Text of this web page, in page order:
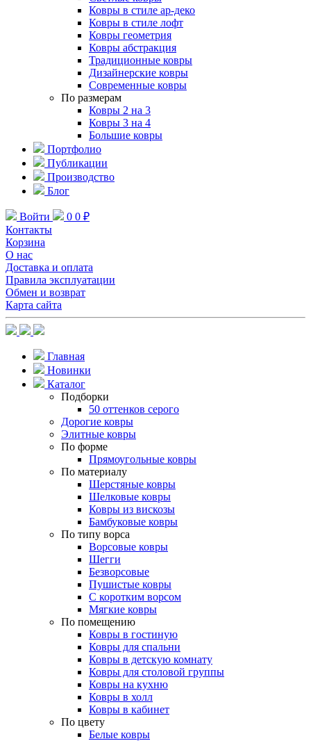
Ковры в стиле ар-деко
Ковры в стиле лофт
Ковры геометрия
Ковры абстракция
Традиционные ковры
Дизайнерские ковры
Современные ковры
По размерам
Ковры 2 на 3
Ковры 3 на 4
Большие ковры
Портфолио
Публикации
Производство
Блог
Войти 0 0 ₽
Контакты
Корзина
О нас
Доставка и оплата
Правила эксплуатации
Обмен и возврат
Карта сайта
Главная
Новинки
Каталог
Подборки
50 оттенков серого
Дорогие ковры
Элитные ковры
По форме
Прямоугольные ковры
По материалу
Шерстяные ковры
Шелковые ковры
Ковры из вискозы
Бамбуковые ковры
По типу ворса
Ворсовые ковры
Шегги
Безворсовые
Пушистые ковры
С коротким ворсом
Мягкие ковры
По помещению
Ковры в гостиную
Ковры для спальни
Ковры в детскую комнату
Ковры для столовой группы
Ковры на кухню
Ковры в холл
Ковры в кабинет
По цвету
Белые ковры